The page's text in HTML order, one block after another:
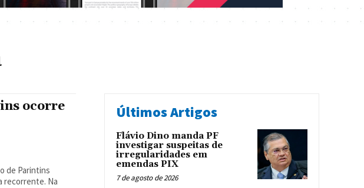
ocorre
de Parintins
recorrente. Na
Últimos Artigos
Flávio Dino manda PF
investigar suspeitas de
irregularidades em
emendas PIX
7 de agosto de 2026